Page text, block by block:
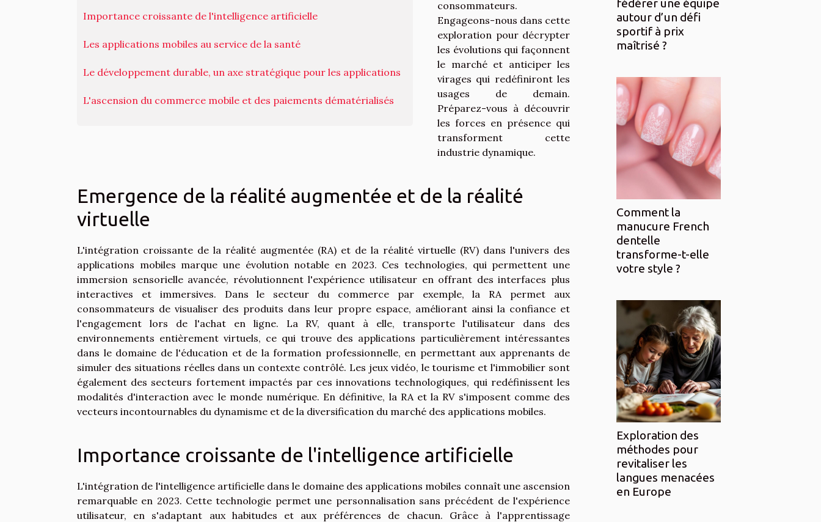
Importance croissante de l'intelligence artificielle
Les applications mobiles au service de la santé
Le développement durable, un axe stratégique pour les applications
L'ascension du commerce mobile et des paiements dématérialisés
consommateurs.
Engageons-nous dans cette
exploration pour décrypter
les évolutions qui façonnent
le marché et anticiper les
virages qui redéfiniront les
usages de demain.
Préparez-vous à découvrir
les forces en présence qui
transforment cette
industrie dynamique.
Emergence de la réalité augmentée et de la réalité
virtuelle
L'intégration croissante de la réalité augmentée (RA) et de la réalité virtuelle (RV) dans l'univers des
applications mobiles marque une évolution notable en 2023. Ces technologies, qui permettent une
immersion sensorielle avancée, révolutionnent l'expérience utilisateur en offrant des interfaces plus
interactives et immersives. Dans le secteur du commerce par exemple, la RA permet aux
consommateurs de visualiser des produits dans leur propre espace, améliorant ainsi la confiance et
l'engagement lors de l'achat en ligne. La RV, quant à elle, transporte l'utilisateur dans des
environnements entièrement virtuels, ce qui trouve des applications particulièrement intéressantes
dans le domaine de l'éducation et de la formation professionnelle, en permettant aux apprenants de
simuler des situations réelles dans un contexte contrôlé. Les jeux vidéo, le tourisme et l'immobilier sont
également des secteurs fortement impactés par ces innovations technologiques, qui redéfinissent les
modalités d'interaction avec le monde numérique. En définitive, la RA et la RV s'imposent comme des
vecteurs incontournables du dynamisme et de la diversification du marché des applications mobiles.
Importance croissante de l'intelligence artificielle
L'intégration de l'intelligence artificielle dans le domaine des applications mobiles connaît une ascension
remarquable en 2023. Cette technologie permet une personnalisation sans précédent de l'expérience
utilisateur, en s'adaptant aux habitudes et aux préférences de chacun. Grâce à l'apprentissage
fédérer une équipe
autour d’un défi
sportif à prix
maîtrisé ?
Comment la
manucure French
dentelle
transforme-t-elle
votre style ?
Exploration des
méthodes pour
revitaliser les
langues menacées
en Europe